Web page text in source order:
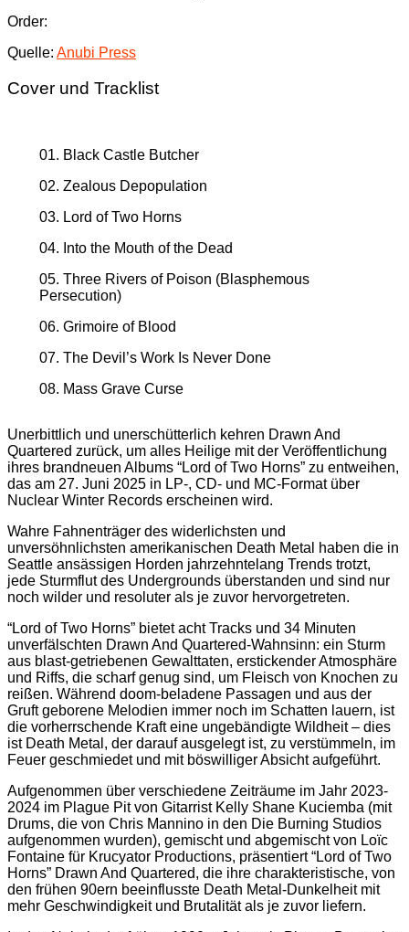
Order:
Quelle: Anubi Press
Cover und Tracklist
01. Black Castle Butcher
02. Zealous Depopulation
03. Lord of Two Horns
04. Into the Mouth of the Dead
05. Three Rivers of Poison (Blasphemous
Persecution)
06. Grimoire of Blood
07. The Devil’s Work Is Never Done
08. Mass Grave Curse
Unerbittlich und unerschütterlich kehren Drawn And
Quartered zurück, um alles Heilige mit der Veröffentlichung
ihres brandneuen Albums “Lord of Two Horns” zu entweihen,
das am 27. Juni 2025 in LP-, CD- und MC-Format über
Nuclear Winter Records erscheinen wird.
Wahre Fahnenträger des widerlichsten und
unversöhnlichsten amerikanischen Death Metal haben die in
Seattle ansässigen Horden jahrzehntelang Trends trotzt,
jede Sturmflut des Undergrounds überstanden und sind nur
noch wilder und resoluter als je zuvor hervorgetreten.
“Lord of Two Horns” bietet acht Tracks und 34 Minuten
unverfälschten Drawn And Quartered-Wahnsinn: ein Sturm
aus blast-getriebenen Gewalttaten, erstickender Atmosphäre
und Riffs, die scharf genug sind, um Fleisch von Knochen zu
reißen. Während doom-beladene Passagen und aus der
Gruft geborene Melodien immer noch im Schatten lauern, ist
die vorherrschende Kraft eine ungebändigte Wildheit – dies
ist Death Metal, der darauf ausgelegt ist, zu verstümmeln, im
Feuer geschmiedet und mit böswilliger Absicht aufgeführt.
Aufgenommen über verschiedene Zeiträume im Jahr 2023-
2024 im Plague Pit von Gitarrist Kelly Shane Kuciemba (mit
Drums, die von Chris Mannino in den Die Burning Studios
aufgenommen wurden), gemischt und abgemischt von Loïc
Fontaine für Krucyator Productions, präsentiert “Lord of Two
Horns” Drawn And Quartered, die ihre charakteristische, von
den frühen 90ern beeinflusste Death Metal-Dunkelheit mit
mehr Geschwindigkeit und Brutalität als je zuvor liefern.